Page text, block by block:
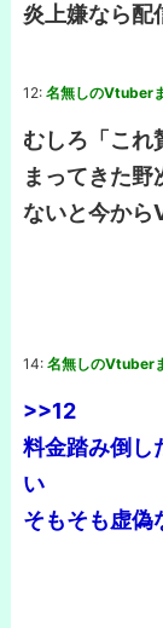
炎上嫌なら配
12: 名無しのVtuber
むしろ「これ
まってきた野
ないと今から
14: 名無しのVtuber
>>12
料金踏み倒し
い
そもそも虚偽